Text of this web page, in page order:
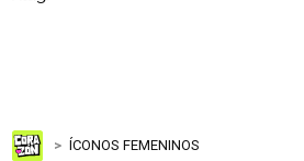
ÍCONOS FEMENINOS